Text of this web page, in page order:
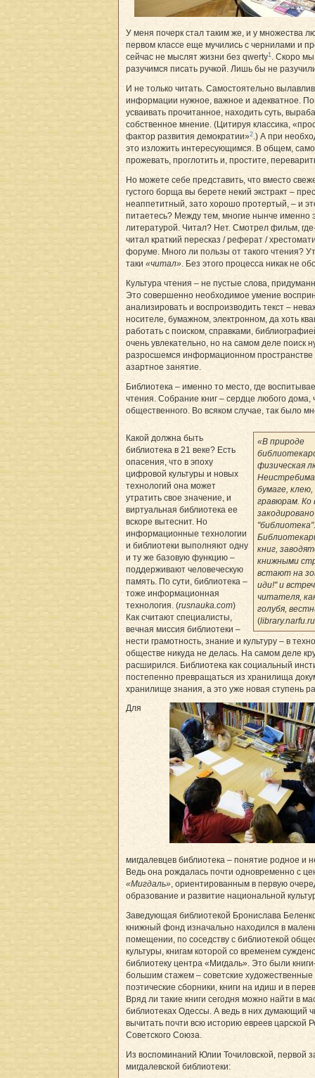
У меня почерк стал таким же, и у множества
первом классе еще мучились с чернилами и
сейчас не мыслят жизни без qwerty1 . Скоро мы
разучимся писать ручкой. Лишь бы не
И не только читать. Самостоятельно
информации нужное, важное и адекватное.
усваивать прочитанное, находить суть,
собственное мнение. (Цитируя классика,
фактор развития демократии»2.) А при
это изложить интересующимся. В общем,
прожевать, проглотить и, простите,
Но можете себе представить, что вместо
густого борща вы берете некий экстракт –
неаппетитный, зато хорошо протертый, – и
питаетесь? Между тем, многие нынче именно
литературой. Читал? Нет. Смотрел фильм,
читал краткий пересказ / реферат /
форуме. Много ли пользы от такого чтения?
таки «читал». Без этого процесса никак не
Культура чтения – не пустые слова,
Это совершенно необходимое умение
анализировать и воспроизводить текст –
носителе, бумажном, электронном, да хоть
работать с поиском, справками,
очень увлекательно, но на самом деле поиск
разросшемся информационном пространстве
азартное занятие.
Библиотека – именно то место, где
чтения. Собрание книг – сердце любого дома,
общественного. Во всяком случае, так было
«В природе
физическая
бумаге,
гравюрам. Ко
"библиотека".
книг,
книжными
встают на
иди!" и
читателя,
голубя,
(library.narfu.ru
Какой должна быть
библиотека в 21 веке? Есть
опасения, что в эпоху
цифровой культуры и новых
технологий она может
утратить свое значение, и
виртуальная библиотека ее
вскоре вытеснит. Но
информационные технологии
и библиотеки выполняют одну
и ту же базовую функцию –
поддерживают человеческую
память. По сути, библиотека –
тоже информационная
технология. (rusnauka.com)
Как считают специалисты,
вечная миссия библиотеки –
нести грамотность, знание и культуру – в
обществе никуда не делась. На самом деле
расширился. Библиотека как социальный
постепенно превращаться из хранилища
хранилище знания, а это уже новая ступень
Для
мигдалевцев библиотека – понятие родное и
Ведь она рождалась почти одновременно с
«Мигдаль» , ориентированным в первую
образование и развитие национальной
Заведующая библиотекой Бронислава
книжный фонд изначально находился в
помещении, по соседству с библиотекой
культуры, книгам которой со временем
библиотеку центра «Мигдаль». Это были
большим стажем – советские художественные
поэтические сборники, книги на идиш и в
Вряд ли такие книги сегодня можно найти в
библиотеках Одессы. А ведь в них думающий
вычитать почти всю историю евреев царской
Советского Союза.
Из воспоминаний Юлии Точиловской, первой
мигдалевской библиотеки: